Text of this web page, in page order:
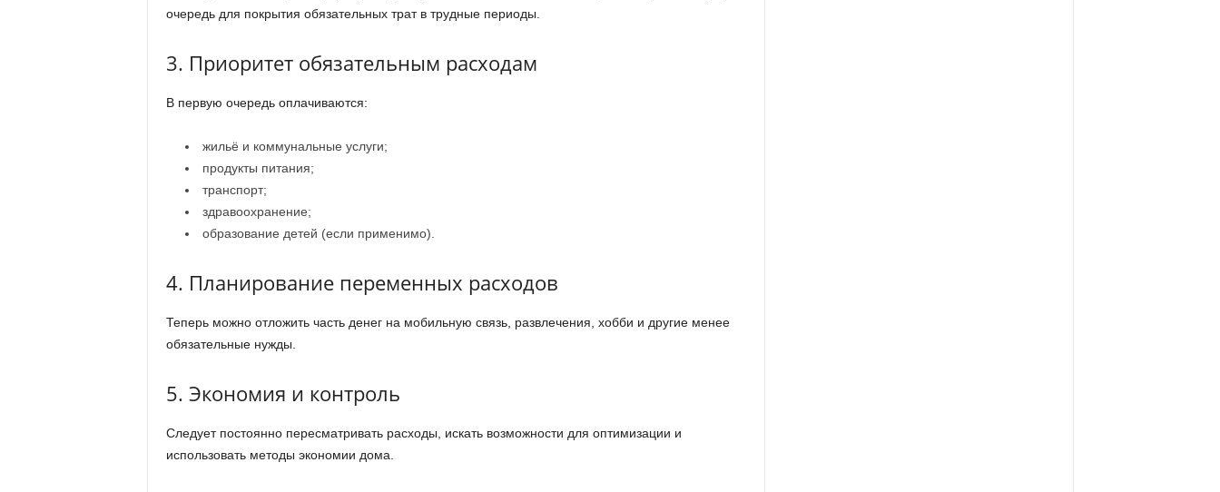
очередь для покрытия обязательных трат в трудные периоды.
3. Приоритет обязательным расходам
В первую очередь оплачиваются:
жильё и коммунальные услуги;
продукты питания;
транспорт;
здравоохранение;
образование детей (если применимо).
4. Планирование переменных расходов
Теперь можно отложить часть денег на мобильную связь, развлечения, хобби и другие менее
обязательные нужды.
5. Экономия и контроль
Следует постоянно пересматривать расходы, искать возможности для оптимизации и
использовать методы экономии дома.